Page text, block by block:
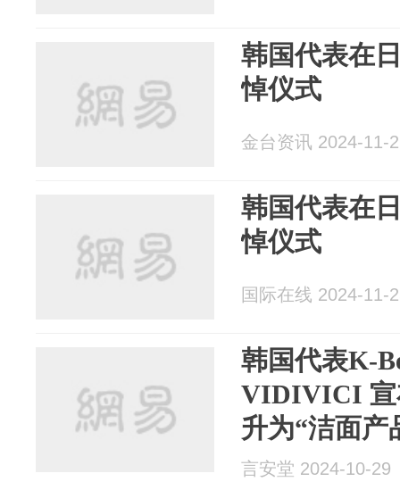
韩国代表在
悼仪式
金台资讯 2024-11-
韩国代表在
悼仪式
国际在线 2024-11-
韩国代表K-
VIDIVICI 宣
升为“洁面产
言安堂 2024-10-29